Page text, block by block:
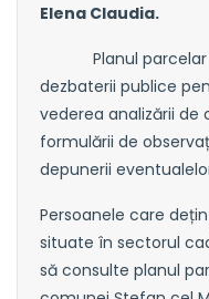
Elena Claudia.
Planul parcelar
dezbaterii publice
vederea analizării de
formulării de
depunerii
Persoanele care
situate în sectorul
să consulte planul